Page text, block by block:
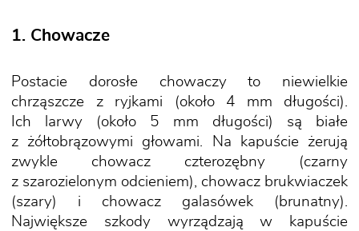
1. Chowacze
Postacie dorosłe chowaczy to niewielkie
chrząszcze z ryjkami (około 4 mm długości).
Ich larwy (około 5 mm długości) są białe
z żółtobrązowymi głowami. Na kapuście żerują
zwykle chowacz czterozębny (czarny
z szarozielonym odcieniem), chowacz brukwiaczek
(szary) i chowacz galasówek (brunatny).
Największe szkody wyrządzają w kapuście